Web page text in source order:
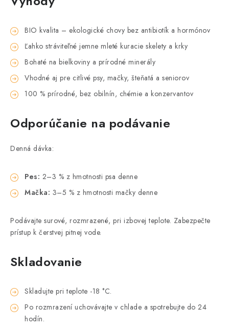
BIO kvalita – ekologické chovy bez antibiotík a hormónov
Ľahko stráviteľné jemne mleté kuracie skelety a krky
Bohaté na bielkoviny a prírodné minerály
Vhodné aj pre citlivé psy, mačky, šteňatá a seniorov
100 % prírodné, bez obilnín, chémie a konzervantov
Odporúčanie na podávanie
Denná dávka:
Pes: 2–3 % z hmotnosti psa denne
Mačka: 3–5 % z hmotnosti mačky denne
Podávajte surové, rozmrazené, pri izbovej teplote. Zabezpečte
prístup k čerstvej pitnej vode.
Skladovanie
Skladujte pri teplote -18 °C.
Po rozmrazení uchovávajte v chlade a spotrebujte do 24
hodín.